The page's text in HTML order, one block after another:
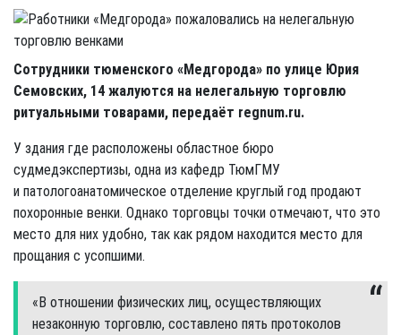
Сотрудники тюменского «Медгорода» по улице Юрия
Семовских, 14 жалуются на нелегальную торговлю
ритуальными товарами, передаёт regnum.ru.
У здания где расположены областное бюро
судмедэкспертизы, одна из кафедр ТюмГМУ
и патологоанатомическое отделение круглый год продают
похоронные венки. Однако торговцы точки отмечают, что это
место для них удобно, так как рядом находится место для
прощания с усопшими.
«В отношении физических лиц, осуществляющих
незаконную торговлю, составлено пять протоколов